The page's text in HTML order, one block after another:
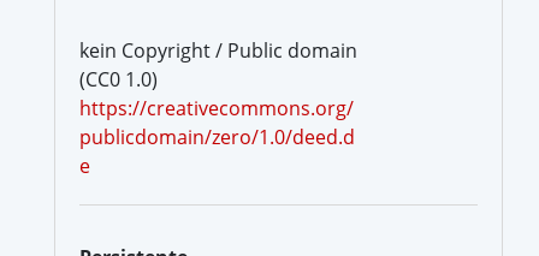
kein Copyright / Public domain
(CC0 1.0)
https://creativecommons.org/
publicdomain/zero/1.0/deed.d
e